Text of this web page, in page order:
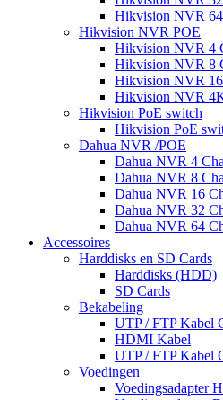
Hikvision NVR 64
Hikvision NVR POE
Hikvision NVR 4
Hikvision NVR 8
Hikvision NVR 16
Hikvision NVR
Hikvision PoE switch
Hikvision PoE
Dahua NVR /POE
Dahua NVR 4
Dahua NVR 8
Dahua NVR 16
Dahua NVR 32
Dahua NVR 64
Accessoires
Harddisks en SD Cards
Harddisks (HDD)
SD Cards
Bekabeling
UTP / FTP Kabel
HDMI Kabel
UTP / FTP Kabel
Voedingen
Voedingsadapter